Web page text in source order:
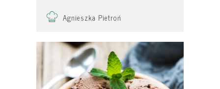
Agnieszka Pietroń